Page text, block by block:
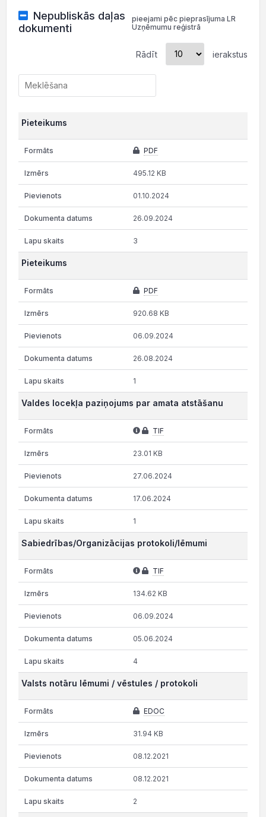
Nepubliskās daļas
dokumenti
pieejami pēc pieprasījuma LR
Uzņēmumu reģistrā
Rādīt ierakstus
Pieteikums
PDF
495.12 KB
01.10.2024
26.09.2024
3
Pieteikums
PDF
920.68 KB
06.09.2024
26.08.2024
1
Valdes locekļa paziņojums par amata atstāšanu
TIF
23.01 KB
27.06.2024
17.06.2024
1
Sabiedrības/Organizācijas protokoli/lēmumi
TIF
134.62 KB
06.09.2024
05.06.2024
4
Valsts notāru lēmumi / vēstules / protokoli
EDOC
31.94 KB
08.12.2021
08.12.2021
2